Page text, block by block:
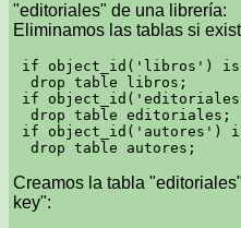
"editoriales" de una librería:
Eliminamos las tablas si
if object_id('libros') is
  drop table libros;
if
  drop table editoriales;
if object_id('autores')
Creamos la tabla
key":